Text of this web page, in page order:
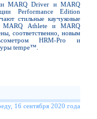
MARQ Driver и MARQ
Performance Edition
стильные каучуковые
MARQ Athlete и MARQ
соответственно, новым
HRM-Pro и
tempe™.
16 сентября 2020 года